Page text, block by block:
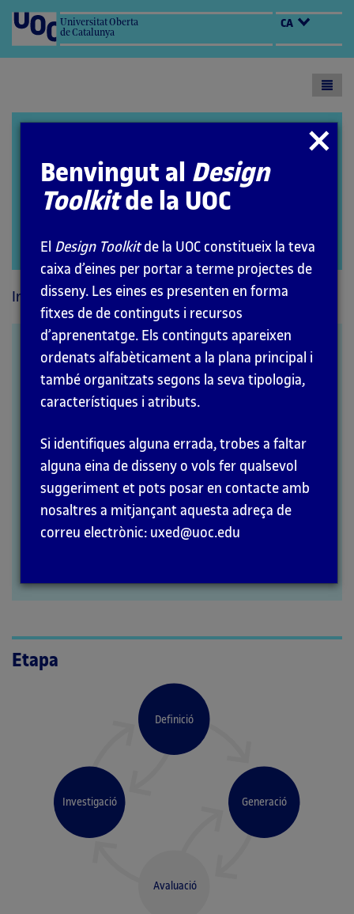
Universitat Oberta
de Catalunya
CA
Open
modal
Inici Mètodes
Mapa d’empatia
MÈTODES
Etapa
Investigació
Definició
Generació
Avaluació
Tancar
modal
Benvingut al Design
Toolkitde la UOC
El Design Toolkitde la UOC constitueix la teva
caixa d’eines per portar a terme projectes de
disseny. Les eines es presenten en forma
fitxes de de continguts i recursos
d’aprenentatge. Els continguts apareixen
ordenats alfabèticament a la plana principal i
també organitzats segons la seva tipologia,
característiques i atributs.
Si identifiques alguna errada, trobes a faltar
alguna eina de disseny o vols fer qualsevol
suggeriment et pots posar en contacte amb
nosaltres a mitjançant aquesta adreça de
correu electrònic: uxed@uoc.edu